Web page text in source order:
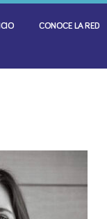
CONOCE LA RED